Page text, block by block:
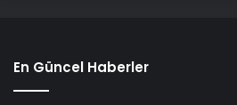
En Güncel Haberler